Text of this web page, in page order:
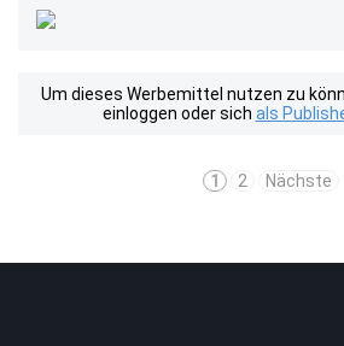
Um dieses Werbemittel nutzen zu
einloggen oder sich als
1 2 Nächste